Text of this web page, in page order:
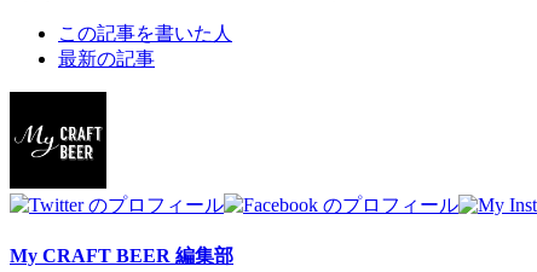
following
tabs
content
below.
この記事を書いた人
最新の記事
My CRAFT BEER 編集部